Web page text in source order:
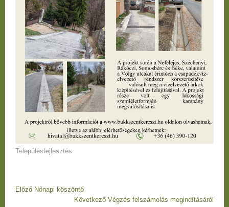
Településfejlesztés
Bejegyzés
Előző Előző
Nőnapi köszöntő
Következő Következő
Végzés felszámolás megindításáról